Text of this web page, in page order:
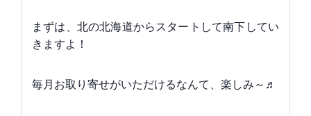
まずは、北の北海道からスタートして南下してい
きますよ！
毎月お取り寄せがいただけるなんて、楽しみ～♬